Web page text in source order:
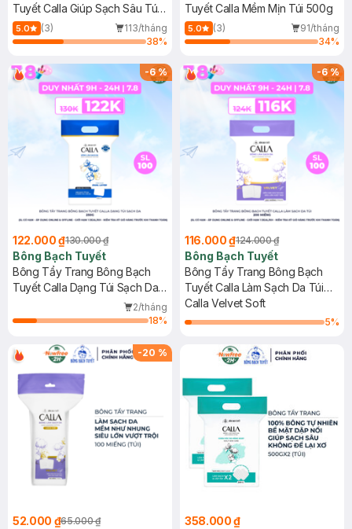
Tuyết Calla Giúp Sạch Sâu Túi
500g
5.0 (3)
113/tháng
38%
Tuyết Calla Mềm Mịn Túi 500g
5.0 (3)
91/tháng
34%
-6%
122.000 ₫130.000 ₫
Bông Bạch Tuyết
Bông Tẩy Trang Bông Bạch
Tuyết Calla Dạng Túi Sạch Da
2/tháng
18%
-6%
116.000 ₫124.000 ₫
Bông Bạch Tuyết
Bông Tẩy Trang Bông Bạch
Tuyết Calla Làm Sạch Da Túi
200 Miếng
Calla Velvet Soft
5%
-20 %
52.000 ₫65.000 ₫
358.000 ₫